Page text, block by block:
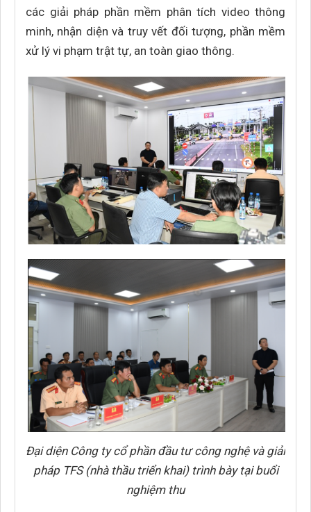
các giải pháp phần mềm phân tích video thông
minh, nhận diện và truy vết đối tượng, phần mềm
xử lý vi phạm trật tự, an toàn giao thông.
Đại diện Công ty cổ phần đầu tư công nghệ và giải
pháp TFS (nhà thầu triển khai) trình bày tại buổi
nghiệm thu